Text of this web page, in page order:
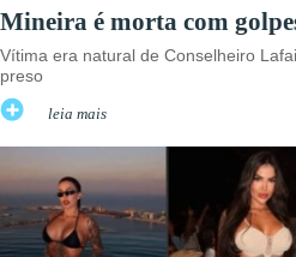
Mineira é morta com
Vítima era natural de Conselheiro
preso
leia mais